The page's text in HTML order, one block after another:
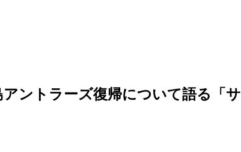
ントラーズ復帰について語る「サ